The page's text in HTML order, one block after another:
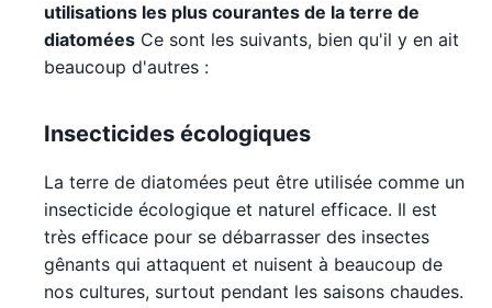
utilisations les plus courantes de la terre de
diatomées Ce sont les suivants, bien qu'il y en ait
beaucoup d'autres :
Insecticides écologiques
La terre de diatomées peut être utilisée comme un
insecticide écologique et naturel efficace. Il est
très efficace pour se débarrasser des insectes
gênants qui attaquent et nuisent à beaucoup de
nos cultures, surtout pendant les saisons chaudes.